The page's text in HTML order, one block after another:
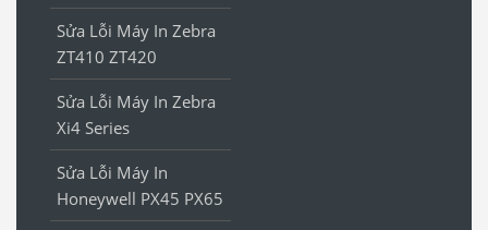
Sửa Lỗi Máy In Zebra
ZT410 ZT420
Sửa Lỗi Máy In Zebra
Xi4 Series
Sửa Lỗi Máy In
Honeywell PX45 PX65